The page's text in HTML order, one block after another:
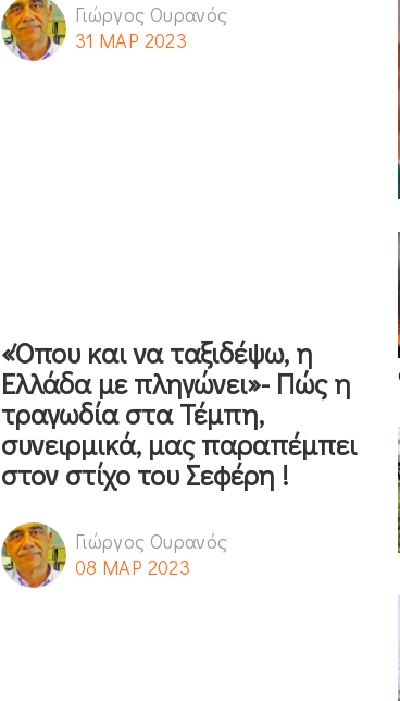
Γιώργος Ουρανός
31 ΜΑΡ 2023
«Όπου και να ταξιδέψω, η
Ελλάδα με πληγώνει»- Πώς η
τραγωδία στα Τέμπη,
συνειρμικά, μας παραπέμπει
στον στίχο του Σεφέρη !
Γιώργος Ουρανός
08 ΜΑΡ 2023